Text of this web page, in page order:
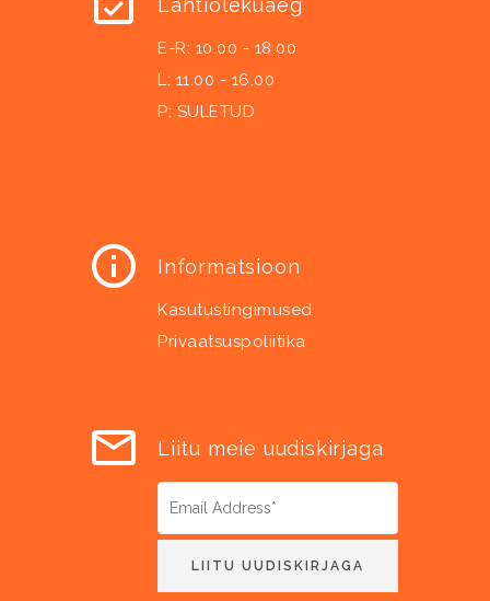
Lahtiolekuaeg
E-R: 10.00 - 18.00
L: 11.00 - 16.00
P: SULETUD
Informatsioon
Kasutustingimused
Privaatsuspoliitika
Liitu meie uudiskirjaga